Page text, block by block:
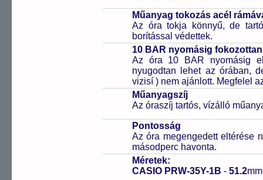
Műanyag tokozás acél
Az óra tokja könnyű, de
borítással védettek.
10 BAR nyomásig
Az óra 10 BAR nyomásig
nyugodtan lehet az órában,
vizisí ) nem ajánlott. Megfelel
Műanyagszíj
Az óraszíj tartós, vízálló
Pontosság
Az óra megengedett eltérése
másodperc havonta.
Méretek:
CASIO PRW-35Y-1B - 51.2